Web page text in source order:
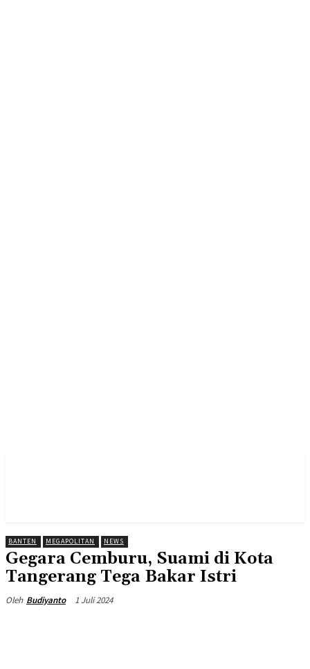
BANTEN MEGAPOLITAN NEWS
Gegara Cemburu, Suami di Kota
Tangerang Tega Bakar Istri
Oleh Budiyanto 1 Juli 2024